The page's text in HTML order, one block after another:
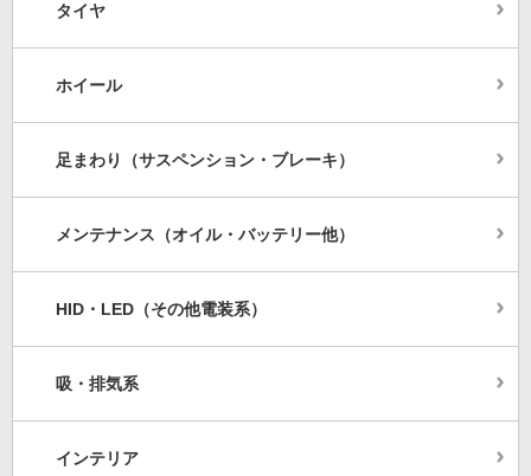
タイヤ
ホイール
足まわり（サスペンション・ブレーキ）
メンテナンス（オイル・バッテリー他）
HID・LED（その他電装系）
吸・排気系
インテリア